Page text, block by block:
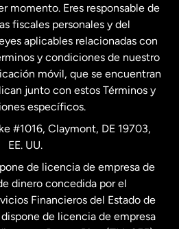
momento. Eres responsable de
fiscales personales y del
aplicables relacionadas con
y condiciones de nuestro
móvil, que se encuentran
junto con estos Términos y
específicos.
#1016, Claymont, DE 19703,
EE. UU.
de licencia de empresa de
dinero concedida por el
Financieros del Estado de
de licencia de empresa